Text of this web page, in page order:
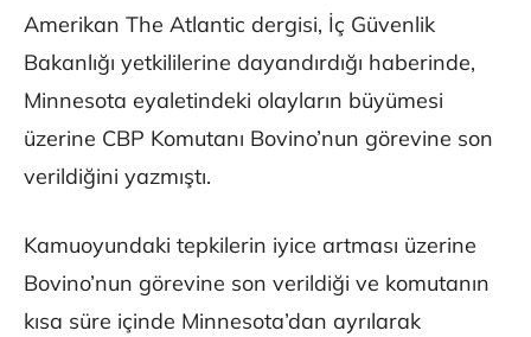
Amerikan The Atlantic dergisi, İç Güvenlik
Bakanlığı yetkililerine dayandırdığı haberinde,
Minnesota eyaletindeki olayların büyümesi
üzerine CBP Komutanı Bovino’nun görevine son
verildiğini yazmıştı.
Kamuoyundaki tepkilerin iyice artması üzerine
Bovino’nun görevine son verildiği ve komutanın
kısa süre içinde Minnesota’dan ayrılarak